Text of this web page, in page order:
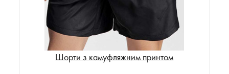
Шорти з камуфляжним принтом